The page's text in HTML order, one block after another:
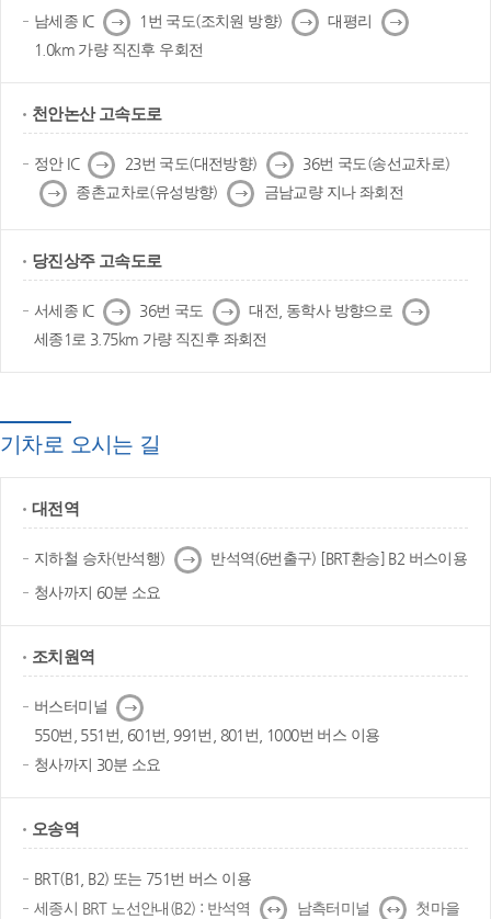
남세종 IC 다
음
1번 국도(조치원 방향) 다
음
대평리
다
음
1.0km 가량 직진후 우회전
천안논산 고속도로
정안 IC 다
음
23번 국도(대전방향) 다
음
36번 국도(송선교차로)
다
음
종촌교차로(유성방향) 다
음
금남교량 지나 좌회전
당진상주 고속도로
서세종 IC 다
음
36번 국도 다
음
대전, 동학사 방향으로 다
음
세종1로 3.75km 가량 직진후 좌회전
기차로 오시는 길
대전역
지하철 승차(반석행) 다
음
반석역(6번출구) [BRT환승] B2 버스이용
청사까지 60분 소요
조치원역
버스터미널 다
음
550번, 551번, 601번, 991번, 801번, 1000번 버스 이용
청사까지 30분 소요
오송역
BRT(B1, B2) 또는 751번 버스 이용
세종시 BRT 노선안내(B2) : 반석역
↔ 남측터미널 ↔
첫마을